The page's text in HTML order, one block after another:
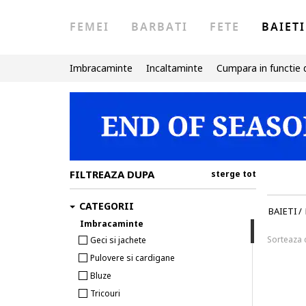
FEMEI BARBATI FETE BAIETI
Imbracaminte Incaltaminte Cumpara in functie
BAIETI/
Sorteaza
FILTREAZA DUPA sterge tot
CATEGORII
Imbracaminte
Geci si jachete
Pulovere si cardigane
Bluze
Tricouri